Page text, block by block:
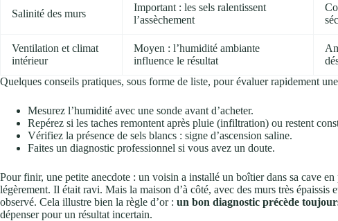
Salinité des murs
Important : les sels ralentissent
l’assèchement
Ventilation et climat
intérieur
Moyen : l’humidité ambiante
influence le résultat
Quelques conseils pratiques, sous forme de liste, pour évaluer rapidement
Mesurez l’humidité avec une sonde avant d’acheter.
Repérez si les taches remontent après pluie (infiltration) ou restent
Vérifiez la présence de sels blancs : signe d’ascension saline.
Faites un diagnostic professionnel si vous avez un doute.
Pour finir, une petite anecdote : un voisin a installé un boîtier dans sa cave
légèrement. Il était ravi. Mais la maison d’à côté, avec des murs très épaissis
observé. Cela illustre bien la règle d’or : un bon diagnostic précède
dépenser pour un résultat incertain.